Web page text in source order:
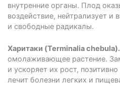
внутренние органы. Плод
воздействие, нейтрализует
и свободные радикалы.
Харитаки (Terminalia chebula).
омолаживающее растение.
и ускоряет их рост,
лечит болезни легких и